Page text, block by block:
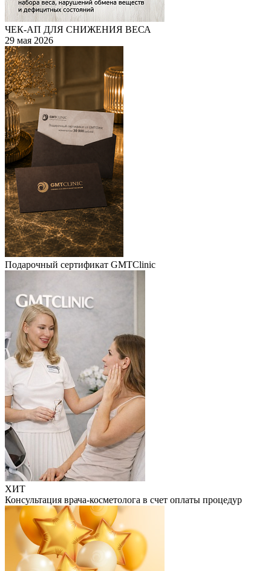
ЧЕК-АП ДЛЯ СНИЖЕНИЯ ВЕСА
29 мая 2026
Подарочный сертификат GMTClinic
ХИТ
Консультация врача-косметолога в счет оплаты процедур